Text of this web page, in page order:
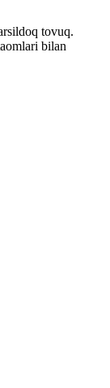
tovuq.
bilan